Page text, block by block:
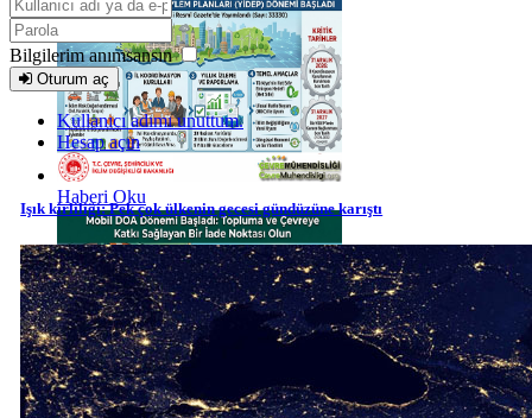
Haberi Oku
Haberi Oku
Bilgilerim anımsansın
Oturum aç
Kullanıcı adımı unuttum.
Hesap açın
Işık kirliliği: Pek çok ülkenin gecesi gündüzüne karıştı